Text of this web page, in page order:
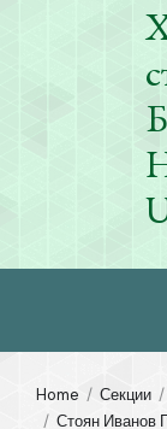
Home Секции
Стоян Иванов